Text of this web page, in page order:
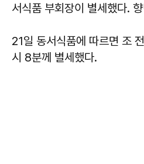
서식품 부회장이 별세했다.
21일 동서식품에 따르면 조
시 8분께 별세했다.